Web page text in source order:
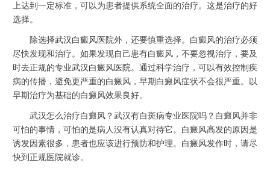
上达到一定标准，可以为患者提供系统全面的治疗。这是治疗的好
选择。
除选择武汉白癜风医院外，还要慎重选择。白癜风的治疗必须
尽快发现和治疗。如果发现自己患有白癜风，不要忽视治疗，要及
时去正规的专业武汉白癜风医院 。通过科学治疗，可以有效控制疾
病的传播，避免更严重的白癜风，早期白癜风症状不会很严重。以
早期治疗为基础的白癜风效果良好。
武汉怎么治疗白癜风？武汉有白斑病专业医院吗？白癜风并非
可怕的事情，可怕的是病人没有认真对待它。白癜风高发的原因是
诱发因素很多，患者也应该进行预防和护理。白癜风发作时，请尽
快到正规医院就诊。